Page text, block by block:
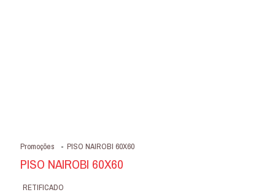
Promoções - PISO NAIROBI 60X60
PISO NAIROBI 60X60
RETIFICADO